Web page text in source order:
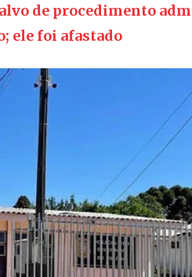
de procedimento
ele foi afastado